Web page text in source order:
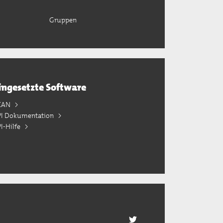
Gruppen
Software
Dokumentation
Hilfe